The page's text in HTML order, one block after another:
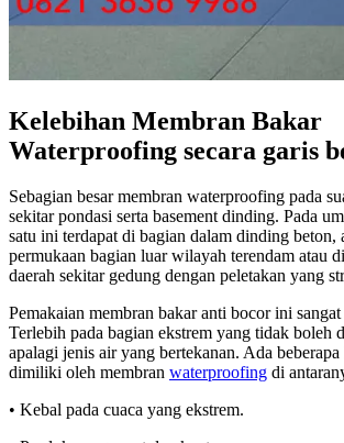
Kelebihan Membran Bakar
Waterproofing secara garis
Sebagian besar membran waterproofing pada
sekitar pondasi serta basement dinding. Pada
satu ini terdapat di bagian dalam dinding beton,
permukaan bagian luar wilayah terendam atau
daerah sekitar gedung dengan peletakan yang
Pemakaian membran bakar anti bocor ini
Terlebih pada bagian ekstrem yang tidak boleh
apalagi jenis air yang bertekanan. Ada
dimiliki oleh membran waterproofing di
• Kebal pada cuaca yang ekstrem.